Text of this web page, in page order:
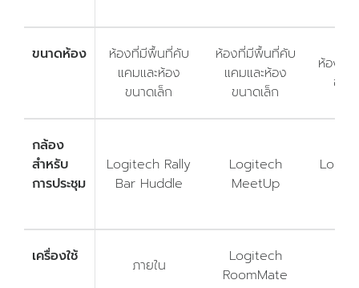
ขนาดห้อง
ห้องที่มีพื้นที่คับ
แคมและห้อง
ขนาดเล็ก
ห้องที่มีพื้นที่คับ
แคมและห้อง
ขนาดเล็ก
ห้องขน
ขนา
กล้อง
สำหรับ
การประชุม
Logitech Rally
Bar Huddle
Logitech
MeetUp
เครื่องใช้ ภายใน
Logitech
RoomMate